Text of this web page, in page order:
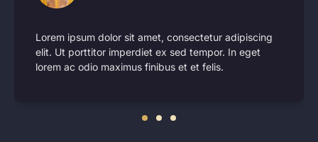
Lorem ipsum dolor sit amet, consectetur adipiscing
elit. Ut porttitor imperdiet ex sed tempor. In eget
lorem ac odio maximus finibus et et felis.